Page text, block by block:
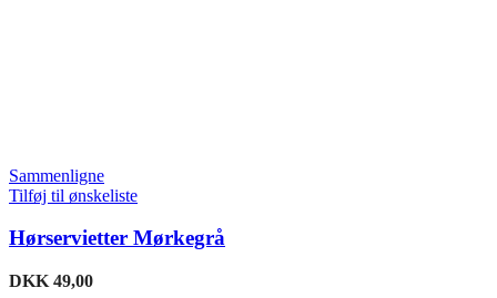
Sammenligne
Tilføj til ønskeliste
Hørservietter Mørkegrå
DKK 49,00